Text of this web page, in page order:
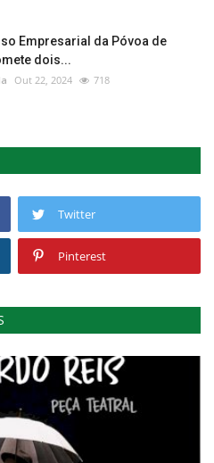
Empresarial da Póvoa de
dois...
Out 22, 2024 718
Twitter
Pinterest